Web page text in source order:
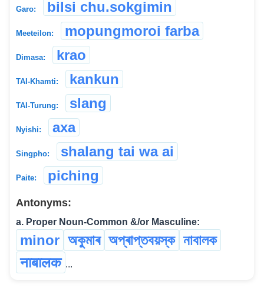
Garo: bilsi chu.sokgimin
Meeteilon: mopungmoroi farba
Dimasa: krao
TAI-Khamti: kankun
TAI-Turung: slang
Nyishi: axa
Singpho: shalang tai wa ai
Paite: piching
Antonyms:
a. Proper Noun-Common &/or Masculine:
minor অকুমাৰ অপ্ৰাপ্তবয়স্ক নাবালক
नाबालक ...